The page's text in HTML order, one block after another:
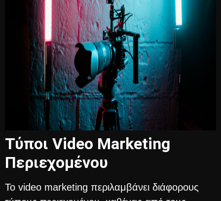
Τύποι Video Marketing
Περιεχομένου
Το video marketing περιλαμβάνει διάφορους